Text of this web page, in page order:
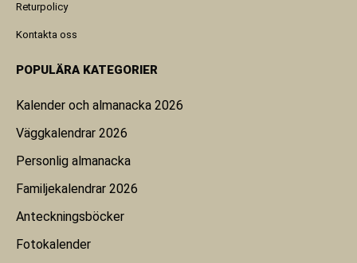
Returpolicy
Kontakta oss
POPULÄRA KATEGORIER
Kalender och almanacka 2026
Väggkalendrar 2026
Personlig almanacka
Familjekalendrar 2026
Anteckningsböcker
Fotokalender